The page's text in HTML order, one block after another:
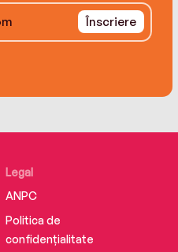
Înscriere
Legal
ANPC
Politica de
confidențialitate